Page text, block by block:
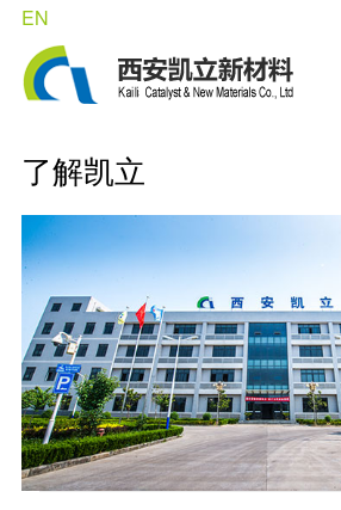
EN
走进凯立
了解凯立
品牌文化
里程碑
荣誉资质
新闻动态
技术中心
现有技术
发展方向
产品中心
钯系列催化剂
铂系列催化剂
铑系列催化剂
钌系列催化剂
铱系列催化剂
非金属系列催化剂
凯立环保产品
公示公告
公告
投资者互动
投资者关系
投资者教育
客户支持
资料下载
在线留言
网上订购
加盟凯立
招聘职位
了解凯立